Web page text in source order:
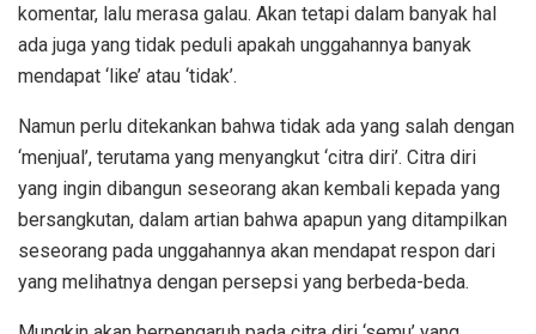
komentar, lalu merasa galau. Akan tetapi dalam banyak hal
ada juga yang tidak peduli apakah unggahannya banyak
mendapat ‘like’ atau ‘tidak’.
Namun perlu ditekankan bahwa tidak ada yang salah dengan
‘menjual’, terutama yang menyangkut ‘citra diri’. Citra diri
yang ingin dibangun seseorang akan kembali kepada yang
bersangkutan, dalam artian bahwa apapun yang ditampilkan
seseorang pada unggahannya akan mendapat respon dari
yang melihatnya dengan persepsi yang berbeda-beda.